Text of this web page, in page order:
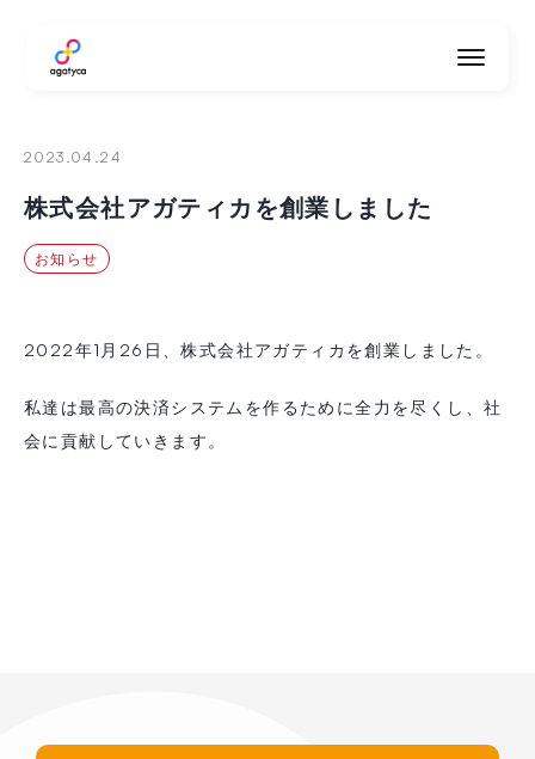
2023.04.24
株式会社アガティカを創業しました
お知らせ
2022年1月26日、株式会社アガティカを創業しました。
私達は最高の決済システムを作るために全力を尽くし、社
会に貢献していきます。